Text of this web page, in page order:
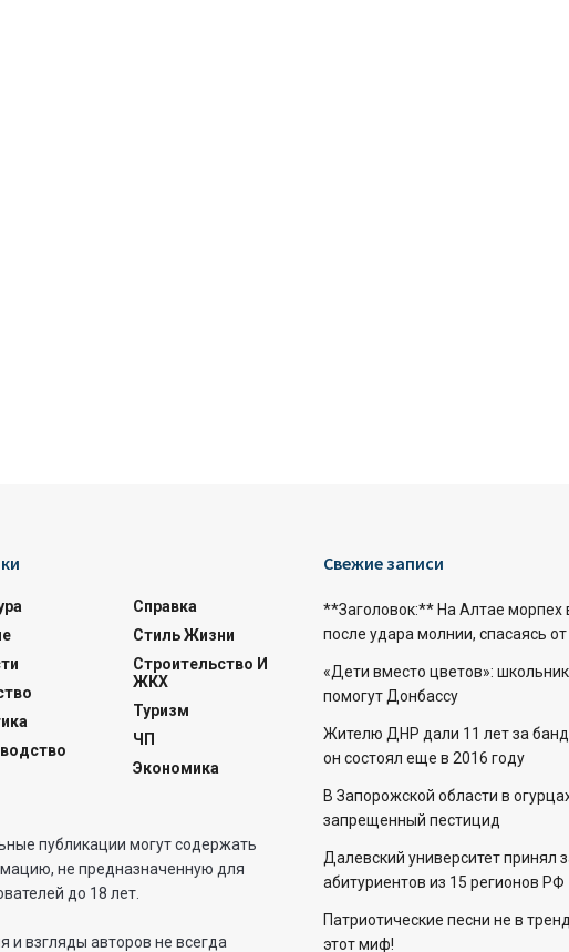
Справка
Стиль Жизни
Строительство И
ЖКХ
Туризм
ЧП
Экономика
публикации могут содержать
не предназначенную для
до 18 лет.
и взгляды авторов не всегда
Свежие записи
**Заголовок:** На Алтае морпех
после удара молнии, спасаясь
«Дети вместо цветов»:
помогут Донбассу
Жителю ДНР дали 11 лет за
он состоял еще в 2016 году
В Запорожской области в
запрещенный пестицид
Далевский университет принял
абитуриентов из 15 регионов РФ
Патриотические песни не в
этот миф!